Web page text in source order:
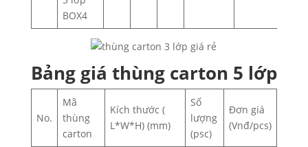
BOX4
Bảng giá thùng carton 5 lớp
No.
Mã
thùng
carton
Kích thước (
L*W*H) (mm)
Số
lượng
(psc)
Đơn giá
(Vnđ/pcs)